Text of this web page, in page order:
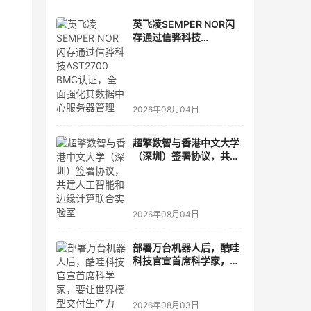
英飞凌SEMPER NOR闪
存通过信骅科技
2026年08月04日
超擎数智与香港中文大学
（深圳）签署协议，共建
2026年08月04日
部署万台机器人后，酷哇
科技官宣首席科学家，要
2026年08月03日